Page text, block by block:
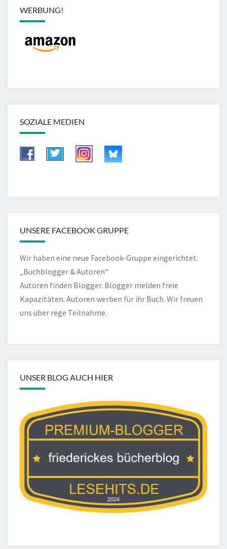
WERBUNG!
SOZIALE MEDIEN
UNSERE FACEBOOK GRUPPE
Wir haben eine neue Facebook-Gruppe eingerichtet.
„Buchblogger & Autoren“
Autoren finden Blogger. Blogger melden freie
Kapazitäten. Autoren werben für ihr Buch. Wir freuen
uns über rege Teilnahme.
UNSER BLOG AUCH HIER